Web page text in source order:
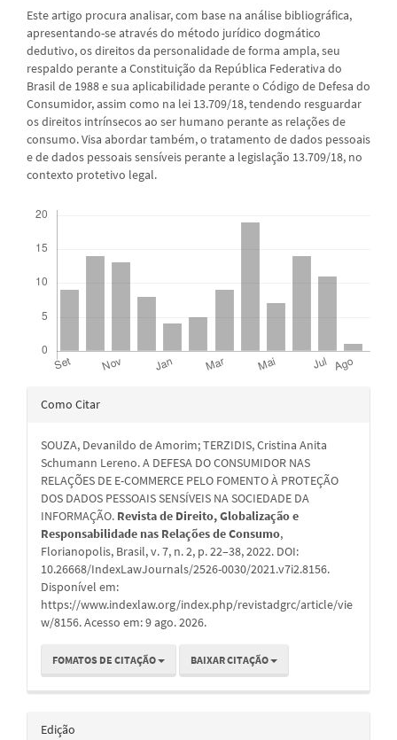
Este artigo procura analisar, com base na análise bibliográfica,
apresentando-se através do método jurídico dogmático
dedutivo, os direitos da personalidade de forma ampla, seu
respaldo perante a Constituição da República Federativa do
Brasil de 1988 e sua aplicabilidade perante o Código de Defesa do
Consumidor, assim como na lei 13.709/18, tendendo resguardar
os direitos intrínsecos ao ser humano perante as relações de
consumo. Visa abordar também, o tratamento de dados pessoais
e de dados pessoais sensíveis perante a legislação 13.709/18, no
contexto protetivo legal.
Detalhes
artigo
Como Citar
SOUZA, Devanildo de Amorim; TERZIDIS, Cristina Anita
Schumann Lereno. A DEFESA DO CONSUMIDOR NAS
RELAÇÕES DE E-COMMERCE PELO FOMENTO À PROTEÇÃO
DOS DADOS PESSOAIS SENSÍVEIS NA SOCIEDADE DA
INFORMAÇÃO. Revista de Direito, Globalização e
Responsabilidade nas Relações de Consumo,
Florianopolis, Brasil, v. 7, n. 2, p. 22–38, 2022. DOI:
10.26668/IndexLawJournals/2526-0030/2021.v7i2.8156.
Disponível em:
https://www.indexlaw.org/index.php/revistadgrc/article/vie
w/8156. Acesso em: 9 ago. 2026.
FOMATOS DE CITAÇÃO BAIXAR CITAÇÃO
Edição